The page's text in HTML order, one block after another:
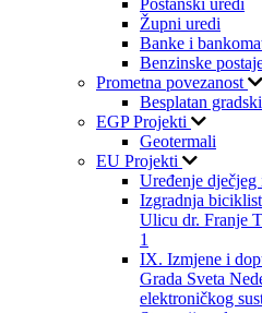
Župni uredi
Banke i
Benzinske
Prometna povezanost
Besplatan
EGP Projekti
Geotermali
EU Projekti
Uređenje
Izgradnja
Ulicu dr. Franje
1
IX. Izmjene i
Grada Sveta
elektroničkog